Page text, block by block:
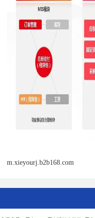
m.xieyourj.b2b168.com